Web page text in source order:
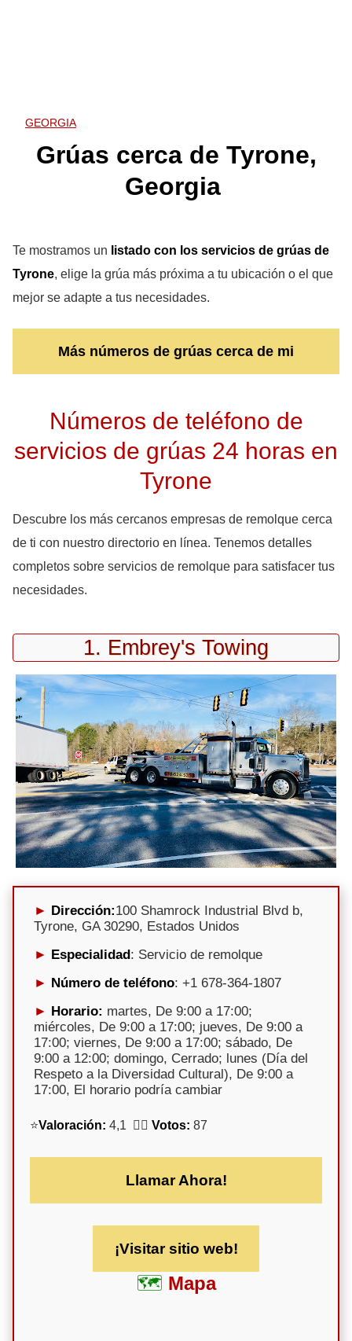
GEORGIA
Grúas cerca de Tyrone,
Georgia
Te mostramos un listado con los servicios de grúas de
Tyrone, elige la grúa más próxima a tu ubicación o el que
mejor se adapte a tus necesidades.
Más números de grúas cerca de mi
Números de teléfono de
servicios de grúas 24 horas en
Tyrone
Descubre los más cercanos empresas de remolque cerca
de ti con nuestro directorio en línea. Tenemos detalles
completos sobre servicios de remolque para satisfacer tus
necesidades.
1. Embrey's Towing
Dirección:100 Shamrock Industrial Blvd b,
Tyrone, GA 30290, Estados Unidos
Especialidad: Servicio de remolque
Número de teléfono: +1 678-364-1807
Horario: martes, De 9:00 a 17:00;
miércoles, De 9:00 a 17:00; jueves, De 9:00 a
17:00; viernes, De 9:00 a 17:00; sábado, De
9:00 a 12:00; domingo, Cerrado; lunes (Día del
Respeto a la Diversidad Cultural), De 9:00 a
17:00, El horario podría cambiar
⭐Valoración: 4,1 🕵️‍♀️ Votos: 87
Llamar Ahora!
¡Visitar sitio web!
Mapa